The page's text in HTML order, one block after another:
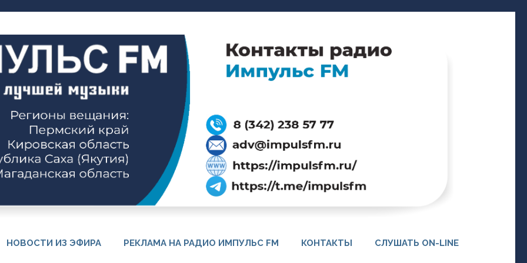
НОВОСТИ ИЗ ЭФИРА РЕКЛАМА НА РАДИО ИМПУЛЬС FM КОНТАКТЫ СЛУШАТЬ ON-LINE